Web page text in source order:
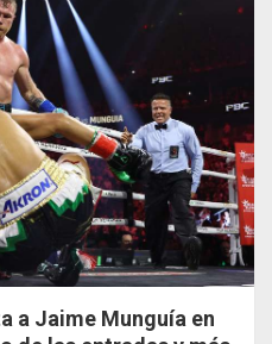
a Jaime Munguía en